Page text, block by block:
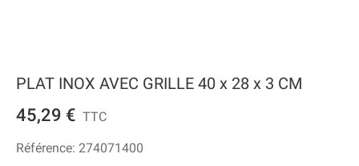
PLAT INOX AVEC GRILLE 40 x 28 x 3 CM
45,29 € TTC
Référence: 274071400